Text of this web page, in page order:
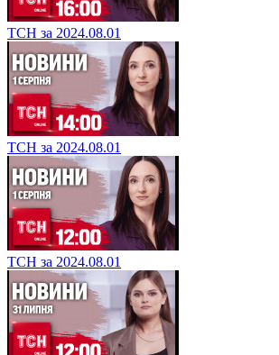
ТСН за 2024.08.01
ТСН за 2024.08.01
ТСН за 2024.08.01